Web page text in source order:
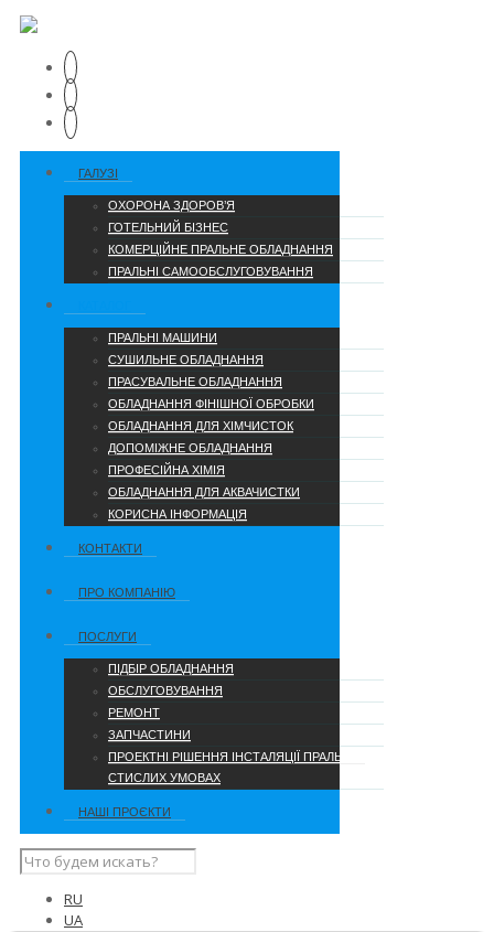
ГАЛУЗІ
ОХОРОНА ЗДОРОВ’Я
ГОТЕЛЬНИЙ БІЗНЕС
КОМЕРЦІЙНЕ ПРАЛЬНЕ ОБЛАДНАННЯ
ПРАЛЬНІ САМООБСЛУГОВУВАННЯ
ПРАЛЬНІ МАШИНИ
СУШИЛЬНЕ ОБЛАДНАННЯ
ПРАСУВАЛЬНЕ ОБЛАДНАННЯ
ОБЛАДНАННЯ ФІНІШНОЇ ОБРОБКИ
ОБЛАДНАННЯ ДЛЯ ХІМЧИСТОК
ДОПОМІЖНЕ ОБЛАДНАННЯ
ПРОФЕСІЙНА ХІМІЯ
ОБЛАДНАННЯ ДЛЯ АКВАЧИСТКИ
КОРИСНА ІНФОРМАЦІЯ
КОНТАКТИ
ПРО КОМПАНІЮ
ПОСЛУГИ
ПІДБІР ОБЛАДНАННЯ
ОБСЛУГОВУВАННЯ
РЕМОНТ
ЗАПЧАСТИНИ
ПРОЕКТНІ РІШЕННЯ ІНСТАЛЯЦІЇ ПРАЛЬНІ В
СТИСЛИХ УМОВАХ
НАШІ ПРОЄКТИ
RU
UA